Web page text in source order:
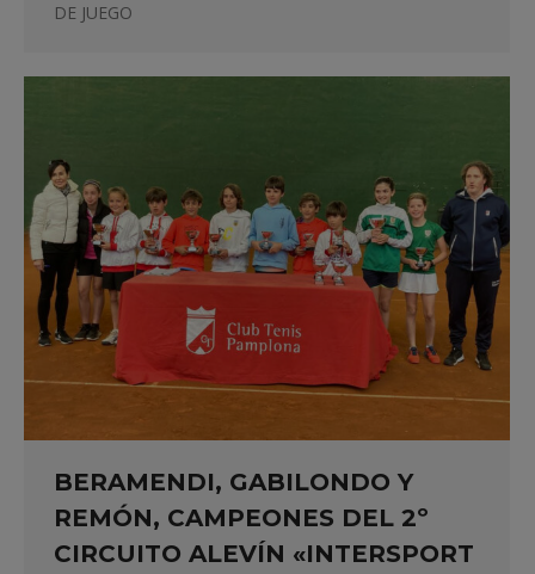
DE JUEGO
BERAMENDI, GABILONDO Y
REMÓN, CAMPEONES DEL 2º
CIRCUITO ALEVÍN «INTERSPORT